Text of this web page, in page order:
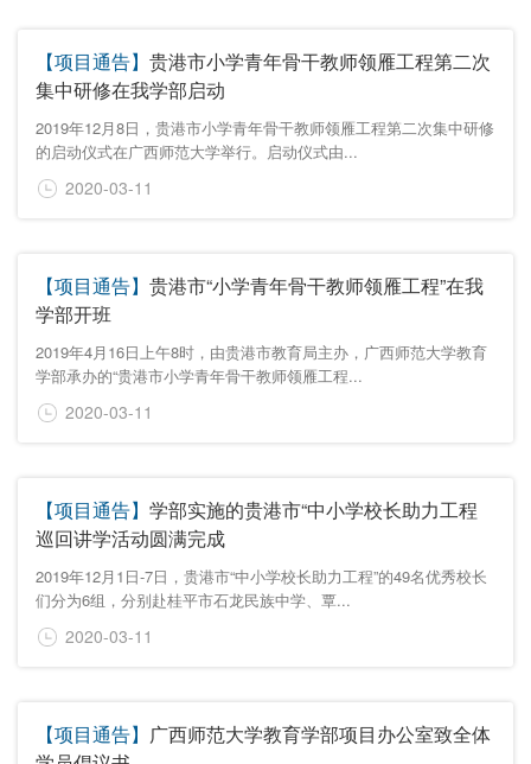
【项目通告】 贵港市小学青年骨干教师领雁工程第二次
集中研修在我学部启动
2019年12月8日，贵港市小学青年骨干教师领雁工程第二次集中研修
的启动仪式在广西师范大学举行。启动仪式由...
2020-03-11
【项目通告】 贵港市“小学青年骨干教师领雁工程”在我
学部开班
2019年4月16日上午8时，由贵港市教育局主办，广西师范大学教育
学部承办的“贵港市小学青年骨干教师领雁工程...
2020-03-11
【项目通告】 学部实施的贵港市“中小学校长助力工程
巡回讲学活动圆满完成
2019年12月1日-7日，贵港市“中小学校长助力工程”的49名优秀校长
们分为6组，分别赴桂平市石龙民族中学、覃...
2020-03-11
【项目通告】 广西师范大学教育学部项目办公室致全体